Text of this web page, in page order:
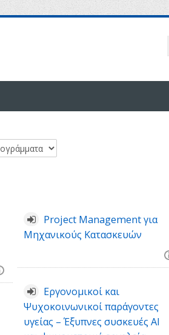
Project Management για
Μηχανικούς Κατασκευών
Εργονομικοί και
Ψυχοκοινωνικοί παράγοντες
υγείας – Έξυπνες συσκευές ΑΙ